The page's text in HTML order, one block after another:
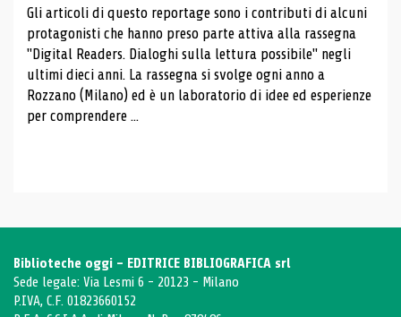
Gli articoli di questo reportage sono i contributi di alcuni
protagonisti che hanno preso parte attiva alla rassegna
"Digital Readers. Dialoghi sulla lettura possibile" negli
ultimi dieci anni. La rassegna si svolge ogni anno a
Rozzano (Milano) ed è un laboratorio di idee ed esperienze
per comprendere ...
Biblioteche oggi - EDITRICE BIBLIOGRAFICA srl
Sede legale: Via Lesmi 6 - 20123 - Milano
P.IVA, C.F. 01823660152